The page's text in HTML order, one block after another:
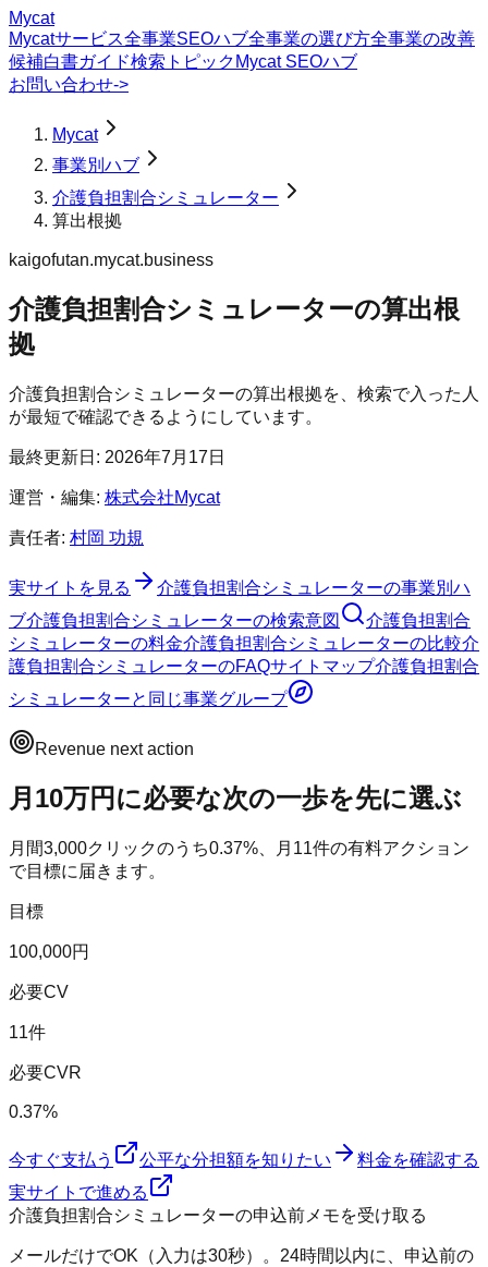
Mycat
Mycatサービス全事業SEOハブ全事業の選び方全事業の改善
候補白書ガイド検索トピック Mycat SEOハブ
お問い合わせ->
Mycat
事業別ハブ
介護負担割合シミュレーター
算出根拠
kaigofutan.mycat.business
介護負担割合シミュレーターの算出根
拠
介護負担割合シミュレーターの算出根拠を、検索で入った人
が最短で確認できるようにしています。
最終更新日: 2026年7月17日
運営・編集: 株式会社Mycat
責任者: 村岡 功規
実サイトを見る 介護負担割合シミュレーターの事業別ハ
ブ介護負担割合シミュレーターの検索意図
介護負担割合
シミュレーターの料金介護負担割合シミュレーターの比較介
護負担割合シミュレーターのFAQサイトマップ介護負担割合
シミュレーターと同じ事業グループ
Revenue next action
月10万円に必要な次の一歩を先に選ぶ
月間3,000クリックのうち0.37%、月 11件の有料アクション
で目標に届きます。
目標
100,000円
必要CV
11件
必要CVR
0.37%
今すぐ支払う 公平な分担額を知りたい
料金を確認する
実サイトで進める
介護負担割合シミュレーターの申込前メモを受け取る
メールだけでOK（入力は30秒）。24時間以内に、申込前の